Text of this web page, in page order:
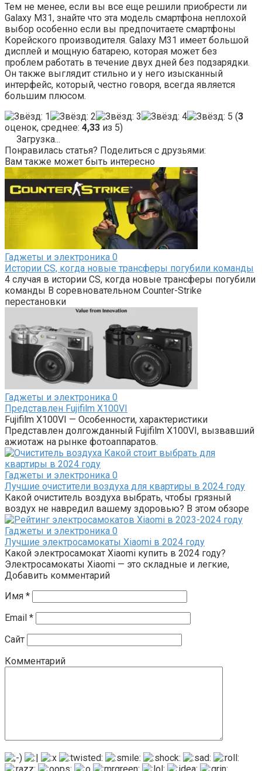
Тем не менее, если вы все еще решили приобрести ли
Galaxy M31, знайте что эта модель смартфона неплохой
выбор особенно если вы предпочитаете смартфоны
Корейского производителя. Galaxy M31 имеет большой
дисплей и мощную батарею, которая может без
проблем работать в течение двух дней без подзарядки.
Он также выглядит стильно и у него изысканный
интерфейс, который, честно говоря, всегда является
большим плюсом.
(3
оценок, среднее: 4,33 из 5)
Загрузка...
Понравилась статья? Поделиться с друзьями:
Вам также может быть интересно
Гаджеты и электроника 0
Истории CS, когда новые трансферы погубили команды
4 случая в истории CS, когда новые трансферы погубили
команды В соревновательном Counter-Strike
перестановки
Гаджеты и электроника 0
Представлен Fujifilm X100VI
Fujifilm X100VI — Особенности, характеристики
Представлен долгожданный Fujifilm X100VI, вызвавший
ажиотаж на рынке фотоаппаратов.
Гаджеты и электроника 0
Лучшие очистители воздуха для квартиры в 2024 году
Какой очиститель воздуха выбрать, чтобы грязный
воздух не навредил вашему здоровью? В этом обзоре
Гаджеты и электроника 0
Лучшие электросамокаты Xiaomi в 2024 году
Какой электросамокат Xiaomi купить в 2024 году?
Электросамокаты Xiaomi — это складные и легкие,
Добавить комментарий
Имя *
Email *
Сайт
Комментарий